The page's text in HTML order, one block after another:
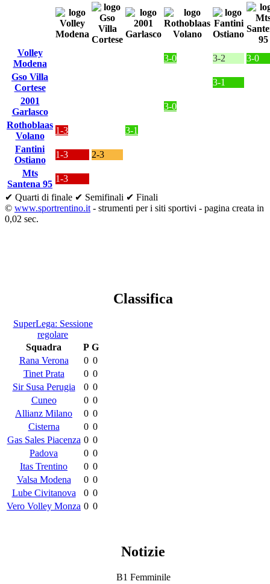
Volley
Modena
3-0 3-2
3-0
Gso Villa
Cortese
3-1
2001
Garlasco
3-0
Rothoblaas
Volano
1-3
3-1
Fantini
Ostiano
1-3
2-3
Mts
Santena 95
1-3
✔ Quarti di finale ✔ Semifinali ✔ Finali
© www.sportrentino.it - strumenti per i siti sportivi - pagina creata in
0,02 sec.
Classifica
SuperLega: Sessione
regolare
Squadra
P G
Rana Verona
0 0
Tinet Prata
0 0
Sir Susa Perugia
0 0
Cuneo
0 0
Allianz Milano
0 0
Cisterna
0 0
Gas Sales Piacenza 0 0
Padova
0 0
Itas Trentino
0 0
Valsa Modena
0 0
Lube Civitanova
0 0
Vero Volley Monza 0 0
Notizie
B1 Femminile